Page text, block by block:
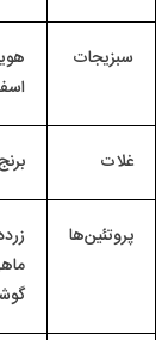
سبزیجات
غلات
پروتئین‌ها